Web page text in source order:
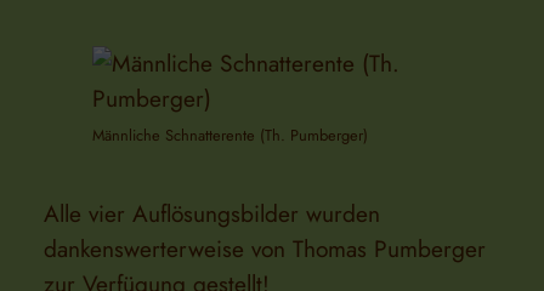
Männliche Schnatterente (Th. Pumberger)
Alle vier Auflösungsbilder wurden
dankenswerterweise von Thomas Pumberger
zur Verfügung gestellt!